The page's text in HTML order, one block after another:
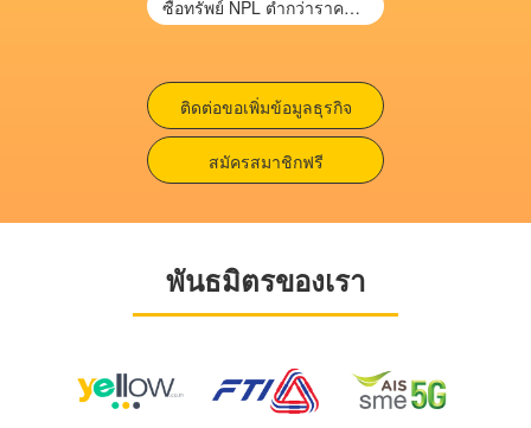
ซื้อทรัพย์ NPL ต่ำกว่าราคาตลาด 30-70% แบบไม่ต้องไปประมูล”
ติดต่อขอเพิ่มข้อมูลธุรกิจ
สมัครสมาชิกฟรี
พันธมิตรของเรา